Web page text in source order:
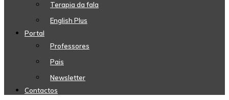
Terapia da fala
English Plus
Portal
Professores
Pais
Newsletter
Contactos